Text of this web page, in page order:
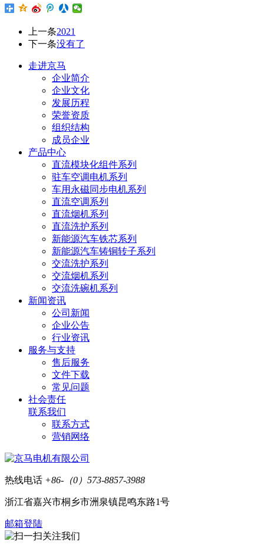
上一条2021
下一条没有了
走进京马
企业简介
企业文化
发展历程
荣誉资质
组织结构
成员企业
产品中心
直流模块化组件系列
驻车空调电机系列
车用永磁同步电机系列
直流空调系列
直流烟机系列
直流洗护系列
新能源汽车铁芯系列
新能源汽车铸铜转子系列
交流洗护系列
交流烟机系列
交流洗碗机系列
新闻资讯
公司新闻
企业公告
行业资讯
服务与支持
售后服务
文件下载
常见问题
社会责任
联系我们
联系方式
营销网络
热线电话 +86-（0）573-8857-3988
浙江省嘉兴市桐乡市洲泉镇昆鸣东路1号
邮箱登陆